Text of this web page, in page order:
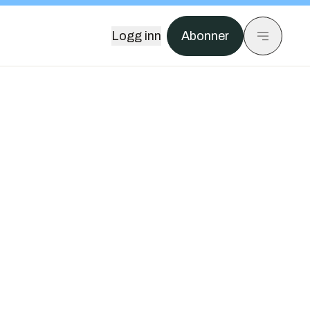
Logg inn Abonner